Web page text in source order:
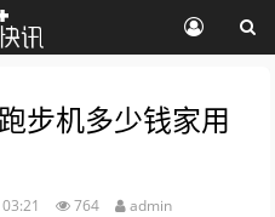
步机多少钱家用
764 admin